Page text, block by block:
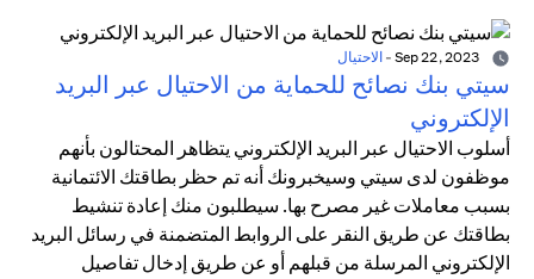
- الاحتيال
سيتي بنك نصائح للحماية من الاحتيال عبر البريد
الإلكتروني
أسلوب الاحتيال عبر البريد الإلكتروني يتظاهر المحتالون بأنهم
موظفون لدى سيتي وسيخبرونك أنه تم حظر بطاقتك الائتمانية
بسبب معاملات غير مصرح بها. سيطلبون منك إعادة تنشيط
بطاقتك عن طريق النقر على الروابط المتضمنة في رسائل البريد
الإلكتروني المرسلة من قبلهم أو عن طريق إدخال تفاصيل